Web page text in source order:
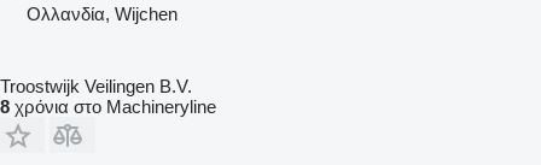
Ολλανδία, Wijchen
Troostwijk Veilingen B.V.
8 χρόνια στο Machineryline